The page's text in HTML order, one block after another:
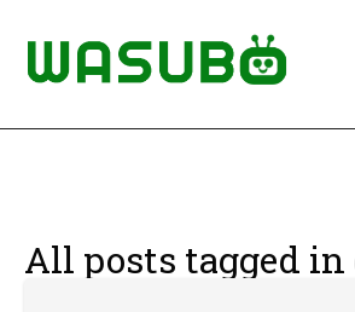
All posts tagged